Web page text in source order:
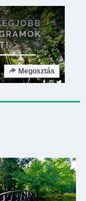
Megosztás